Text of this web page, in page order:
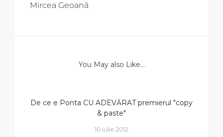
Mircea Geoană
You May also Like...
De ce e Ponta CU ADEVĂRAT premierul "copy
& paste"
10 iulie 2012